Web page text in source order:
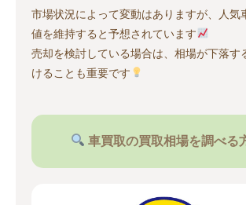
市場状況によって変動はありますが、人気
値を維持すると予想されています
売却を検討している場合は、相場が下落す
けることも重要です
車買取の買取相場を調べる